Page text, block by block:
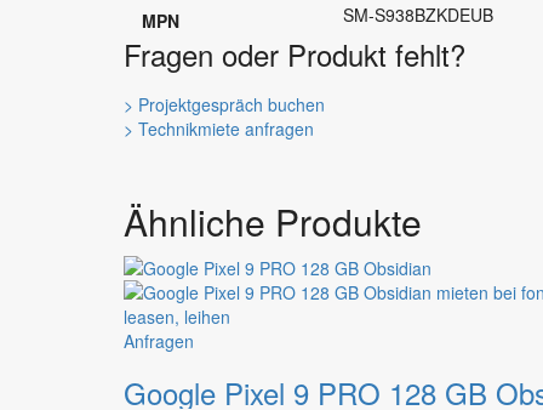
MPN
SM-S938BZKDEUB
Fragen oder Produkt fehlt?
> Projektgespräch buchen
> Technikmiete anfragen
Ähnliche Produkte
Anfragen
weist
Google Pixel 9 PRO 128 GB